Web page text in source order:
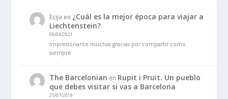
Ecija en ¿Cuál es la mejor época para viajar a
Liechtenstein?
08/04/2021
Impresionante muchas gracias por compartir como
siempre
The Barcelonian en Rupit i Pruit. Un pueblo
que debes visitar si vas a Barcelona
25/07/2019